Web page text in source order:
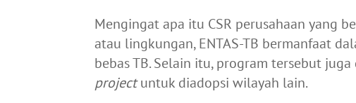
Mengingat apa itu CSR perusahaan yang
atau lingkungan, ENTAS-TB bermanfaat
bebas TB. Selain itu, program tersebut
projectuntuk diadopsi wilayah lain.